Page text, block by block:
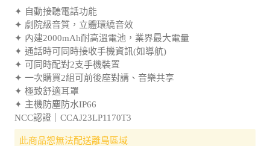
✦ 自動接聽電話功能
✦ 劇院級音質，立體環繞音效
✦ 內建2000mAh耐高溫電池，業界最大電量
✦ 通話時可同時接收手機資訊(如導航)
✦ 可同時配對2支手機裝置
✦ 一次購買2組可前後座對講、音樂共享
✦ 極致舒適耳罩
✦ 主機防塵防水IP66
NCC認證｜CCAJ23LP1170T3
此商品恕無法配送離島區域